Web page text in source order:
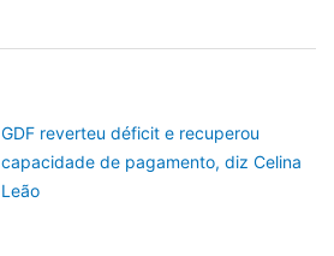
GDF reverteu déficit e recuperou
capacidade de pagamento, diz Celina
Leão